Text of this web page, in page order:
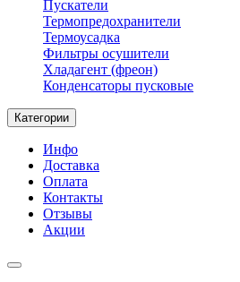
Пускатели
Термопредохранители
Термоусадка
Фильтры осушители
Хладагент (фреон)
Конденсаторы пусковые
Категории
Инфо
Доставка
Оплата
Контакты
Отзывы
Акции